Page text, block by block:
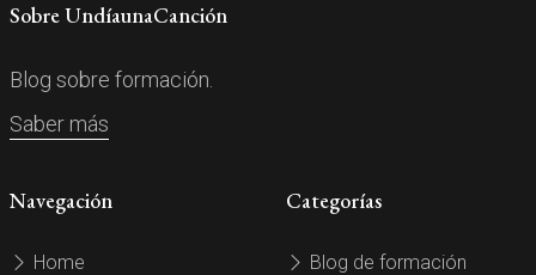
Sobre UndíaunaCanción
Blog sobre formación.
Saber más
Navegación
Home
Categorías
Blog de formación